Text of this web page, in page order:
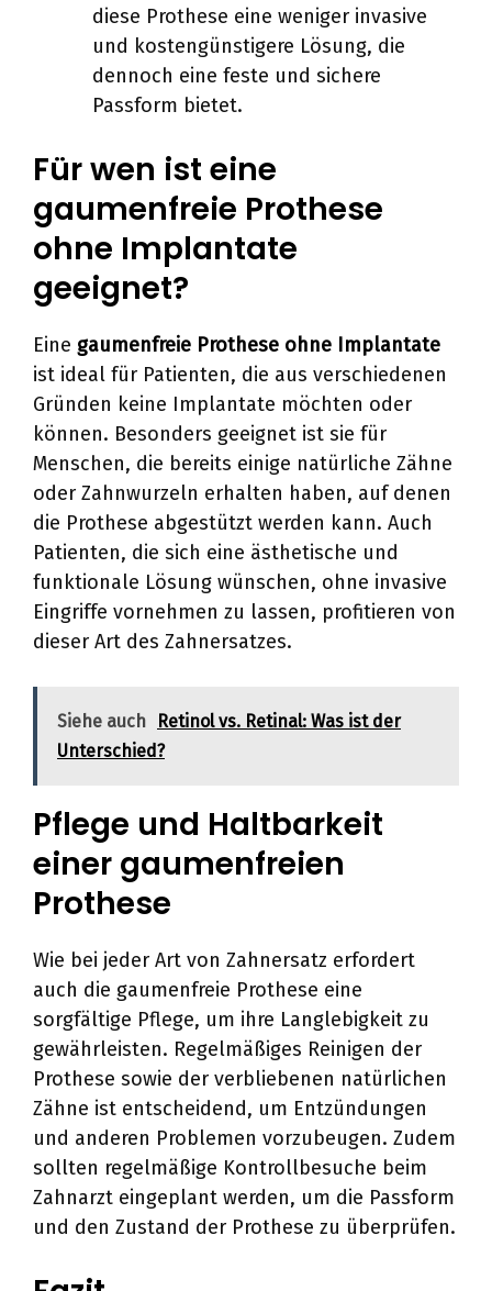
diese Prothese eine weniger invasive
und kostengünstigere Lösung, die
dennoch eine feste und sichere
Passform bietet.
Für wen ist eine
gaumenfreie Prothese
ohne Implantate
geeignet?
Eine gaumenfreie Prothese ohne Implantate
ist ideal für Patienten, die aus verschiedenen
Gründen keine Implantate möchten oder
können. Besonders geeignet ist sie für
Menschen, die bereits einige natürliche Zähne
oder Zahnwurzeln erhalten haben, auf denen
die Prothese abgestützt werden kann. Auch
Patienten, die sich eine ästhetische und
funktionale Lösung wünschen, ohne invasive
Eingriffe vornehmen zu lassen, profitieren von
dieser Art des Zahnersatzes.
Siehe auch
Retinol vs. Retinal: Was ist der
Unterschied?
Pflege und Haltbarkeit
einer gaumenfreien
Prothese
Wie bei jeder Art von Zahnersatz erfordert
auch die gaumenfreie Prothese eine
sorgfältige Pflege, um ihre Langlebigkeit zu
gewährleisten. Regelmäßiges Reinigen der
Prothese sowie der verbliebenen natürlichen
Zähne ist entscheidend, um Entzündungen
und anderen Problemen vorzubeugen. Zudem
sollten regelmäßige Kontrollbesuche beim
Zahnarzt eingeplant werden, um die Passform
und den Zustand der Prothese zu überprüfen.